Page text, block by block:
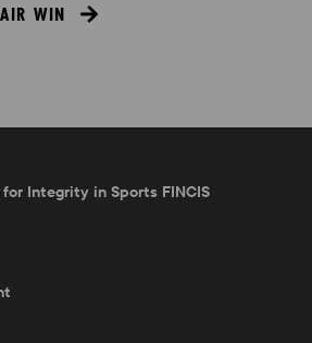
WIN
Integrity in Sports FINCIS